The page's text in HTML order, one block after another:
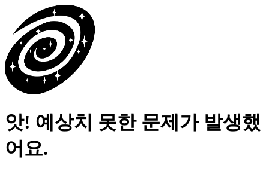
앗! 예상치 못한 문제가 발생했
어요.